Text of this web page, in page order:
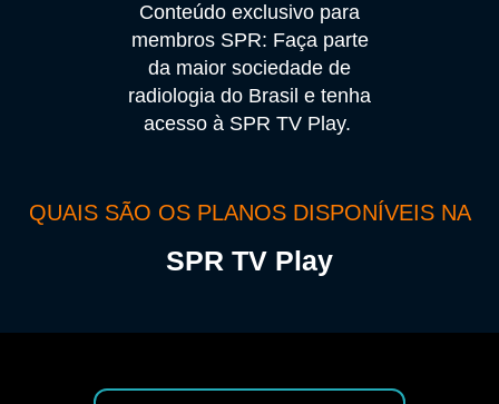
Conteúdo exclusivo para
membros SPR: Faça parte
da maior sociedade de
radiologia do Brasil e tenha
acesso à SPR TV Play.
QUAIS SÃO OS PLANOS DISPONÍVEIS NA
SPR TV Play